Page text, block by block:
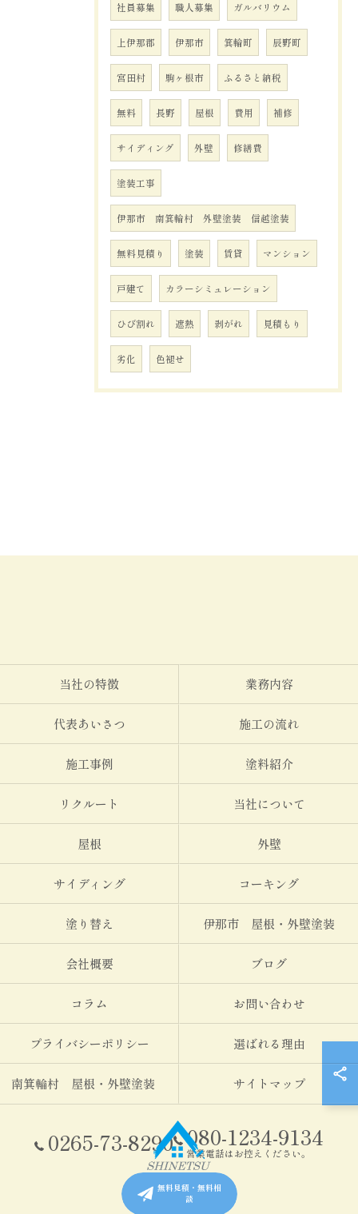
社員募集 職人募集 ガルバリウム
上伊那郡 伊那市 箕輪町 辰野町
宮田村 駒ヶ根市 ふるさと納税
無料 長野 屋根 費用 補修
サイディング 外壁 修繕費
塗装工事
伊那市 南箕輪村 外壁塗装 信越塗装
無料見積り 塗装 賃貸 マンション
戸建て カラーシミュレーション
ひび割れ 遮熱 剥がれ 見積もり
劣化 色褪せ
0265-73-8290 080-1234-9134
営業電話はお控えください。
無料見積・無料相
談
当社の特徴 業務内容
代表あいさつ 施工の流れ
施工事例 塗料紹介
リクルート 当社について
屋根 外壁
サイディング コーキング
塗り替え 伊那市 屋根・外壁塗装
会社概要 ブログ
コラム お問い合わせ
プライバシーポリシー 選ばれる理由
南箕輪村 屋根・外壁塗装 サイトマップ
© 2026 伊那市・南箕輪村の塗装なら信越塗装 ALL RIGHTS RESERVED.